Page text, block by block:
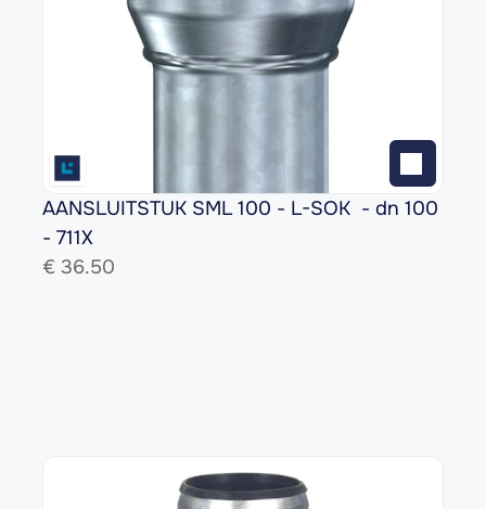
AANSLUITSTUK SML 100 - L-SOK  - dn 100
- 711X
€ 36.50